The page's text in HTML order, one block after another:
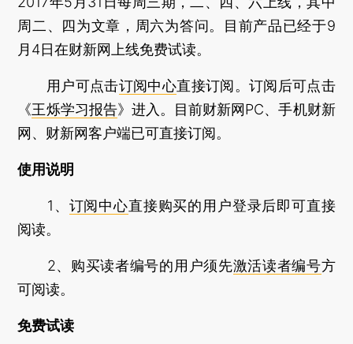
周二、四为文章，周六为答问。目前产品已经于9
月4日在财新网上线免费试读。
用户可点击订阅中心直接订阅。订阅后可点击
《王烁学习报告》进入。目前财新网PC、手机财新
网、财新网客户端已可直接订阅。
使用说明
1、 订阅中心直接购买的用户登录后即可直接
阅读。
2、购买读者编号的用户须先激活读者编号方
可阅读。
免费试读